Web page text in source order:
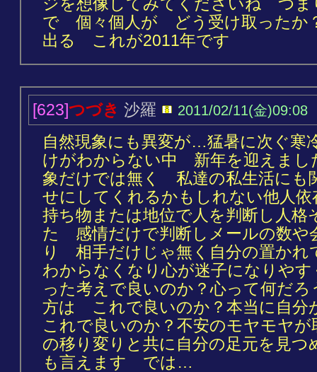
で 個々個人が どう受け取ったか
出る これが2011年です
[623]つづき 沙羅 2011/02/11(金)09:08
自然現象にも異変が…猛暑に次ぐ
けがわからない中 新年を迎えま
象だけでは無く 私達の私生活に
せにしてくれるかもしれない他人
持ち物または地位で人を判断し人
た 感情だけで判断しメールの数や
り 相手だけじゃ無く自分の置か
わからなくなり心が迷子になりや
った考えで良いのか？心って何だ
方は これで良いのか？本当に自
これで良いのか？不安のモヤモヤ
の移り変りと共に自分の足元を見つ
も言えます では…